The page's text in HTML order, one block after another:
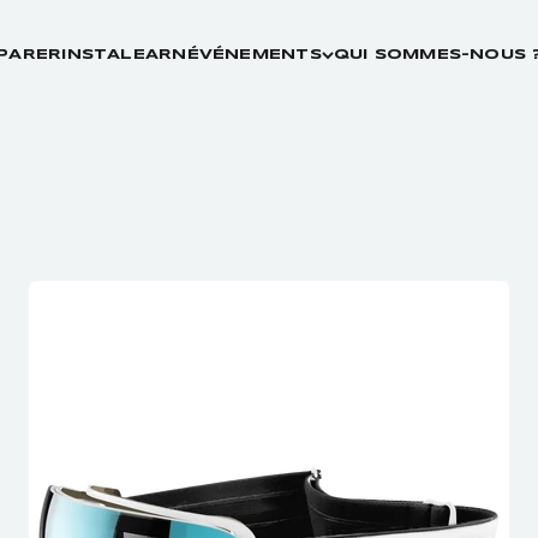
INSTALEARN ÉVÉNEMENTS QUI SOMMES-NOUS